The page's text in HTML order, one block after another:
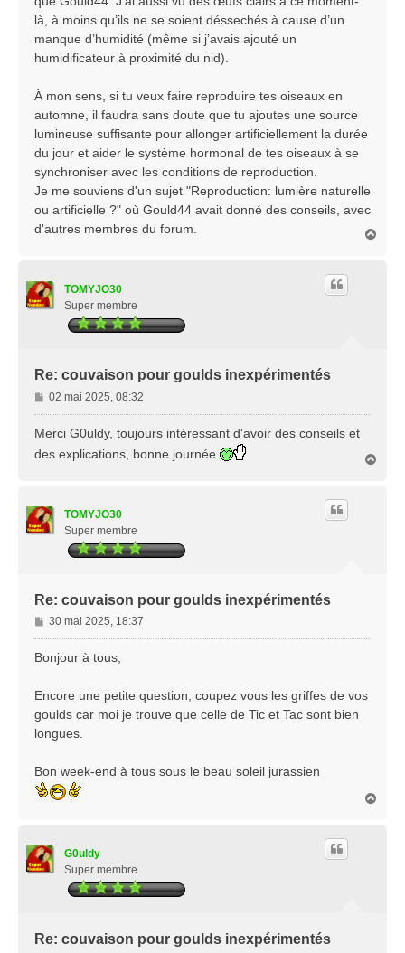
là, à moins qu’ils ne se soient déssechés à cause d’un
manque d’humidité (même si j’avais ajouté un
humidificateur à proximité du nid).
À mon sens, si tu veux faire reproduire tes oiseaux en
automne, il faudra sans doute que tu ajoutes une source
lumineuse suffisante pour allonger artificiellement la durée
du jour et aider le système hormonal de tes oiseaux à se
synchroniser avec les conditions de reproduction.
Je me souviens d'un sujet "Reproduction: lumière naturelle
ou artificielle ?" où Gould44 avait donné des conseils, avec
d'autres membres du forum.
TOMYJO30
Super membre
Re: couvaison pour goulds inexpérimentés
M
e
a
02 mai 2025, 08:32
Merci G0uldy, toujours intéressant d'avoir des conseils et
des explications, bonne journée
TOMYJO30
Super membre
Re: couvaison pour goulds inexpérimentés
M
e
s
g
e
30 mai 2025, 18:37
Bonjour à tous,
Encore une petite question, coupez vous les griffes de vos
goulds car moi je trouve que celle de Tic et Tac sont bien
longues.
Bon week-end à tous sous le beau soleil jurassien
G0uldy
Super membre
Re: couvaison pour goulds inexpérimentés